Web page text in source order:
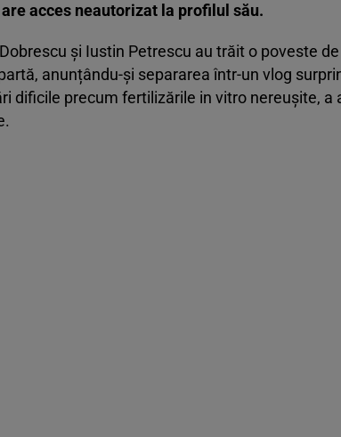
acces neautorizat la profilul său.
și Iustin Petrescu au trăit o poveste
anunțându-și separarea într-un vlog
dificile precum fertilizările in vitro nereușite, a